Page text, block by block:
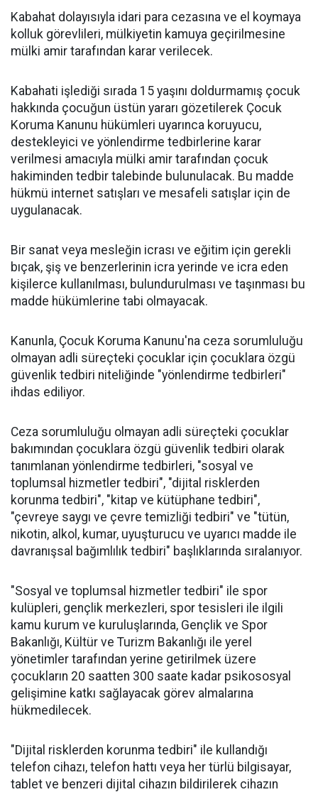
Kabahat dolayısıyla idari para cezasına ve el koymaya
kolluk görevlileri, mülkiyetin kamuya geçirilmesine
mülki amir tarafından karar verilecek.
Kabahati işlediği sırada 15 yaşını doldurmamış çocuk
hakkında çocuğun üstün yararı gözetilerek Çocuk
Koruma Kanunu hükümleri uyarınca koruyucu,
destekleyici ve yönlendirme tedbirlerine karar
verilmesi amacıyla mülki amir tarafından çocuk
hakiminden tedbir talebinde bulunulacak. Bu madde
hükmü internet satışları ve mesafeli satışlar için de
uygulanacak.
Bir sanat veya mesleğin icrası ve eğitim için gerekli
bıçak, şiş ve benzerlerinin icra yerinde ve icra eden
kişilerce kullanılması, bulundurulması ve taşınması bu
madde hükümlerine tabi olmayacak.
Kanunla, Çocuk Koruma Kanunu'na ceza sorumluluğu
olmayan adli süreçteki çocuklar için çocuklara özgü
güvenlik tedbiri niteliğinde "yönlendirme tedbirleri"
ihdas ediliyor.
Ceza sorumluluğu olmayan adli süreçteki çocuklar
bakımından çocuklara özgü güvenlik tedbiri olarak
tanımlanan yönlendirme tedbirleri, "sosyal ve
toplumsal hizmetler tedbiri", "dijital risklerden
korunma tedbiri", "kitap ve kütüphane tedbiri",
"çevreye saygı ve çevre temizliği tedbiri" ve "tütün,
nikotin, alkol, kumar, uyuşturucu ve uyarıcı madde ile
davranışsal bağımlılık tedbiri" başlıklarında sıralanıyor.
"Sosyal ve toplumsal hizmetler tedbiri" ile spor
kulüpleri, gençlik merkezleri, spor tesisleri ile ilgili
kamu kurum ve kuruluşlarında, Gençlik ve Spor
Bakanlığı, Kültür ve Turizm Bakanlığı ile yerel
yönetimler tarafından yerine getirilmek üzere
çocukların 20 saatten 300 saate kadar psikososyal
gelişimine katkı sağlayacak görev almalarına
hükmedilecek.
"Dijital risklerden korunma tedbiri" ile kullandığı
telefon cihazı, telefon hattı veya her türlü bilgisayar,
tablet ve benzeri dijital cihazın bildirilerek cihazın